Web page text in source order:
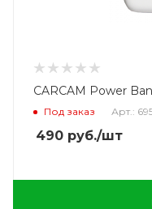
CARCAM Power
Под заказ Арт.:
490 руб./шт